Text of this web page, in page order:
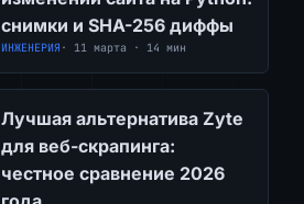
снимки и SHA-256 диффы
ИНЖЕНЕРИЯ · 11 марта · 14 мин
Лучшая альтернатива Zyte
для веб-скрапинга:
честное сравнение 2026